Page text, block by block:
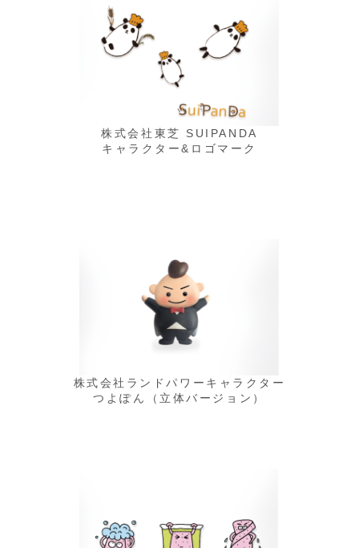
株式会社東芝 SUIPANDA
キャラクター&ロゴマーク
株式会社ランドパワーキャラクター
つよぽん（立体バージョン）